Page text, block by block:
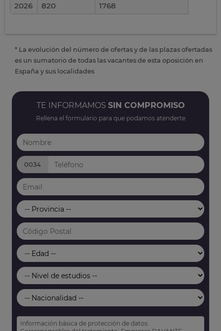
2026
820 1768
* La evolución del número de ofertas y de las plazas ofertadas
es un sumatorio de todas las vacantes de esta oposición en
España y sus localidades
TE INFORMAMOS SIN COMPROMISO
Rellena el formulario para que podamos atenderte
0034
Información básica de protección de datos: